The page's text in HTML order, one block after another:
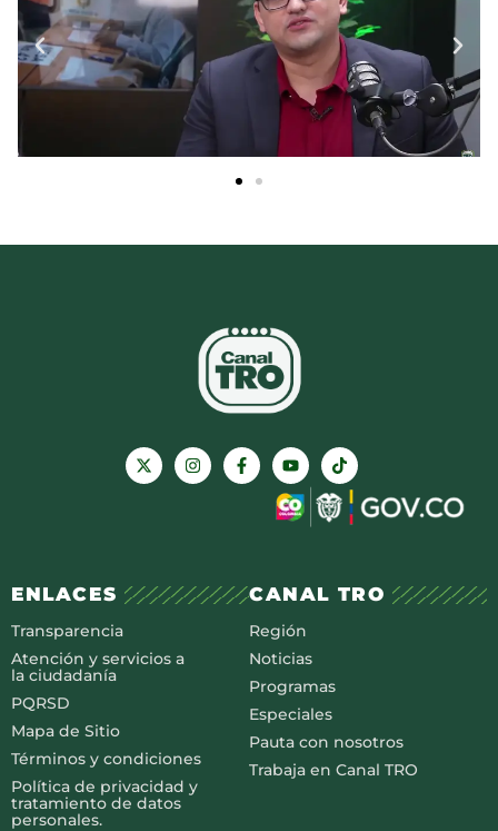
ENLACES
Transparencia
Atención y servicios a
la ciudadanía
PQRSD
Mapa de Sitio
Términos y condiciones
Política de privacidad y
tratamiento de datos
personales.
CANAL TRO
Región
Noticias
Programas
Especiales
Pauta con nosotros
Trabaja en Canal TRO